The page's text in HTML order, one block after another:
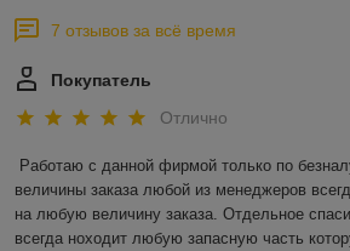
7 отзывов за всё время
Покупатель
Отлично
Работаю с данной фирмой только по
величины заказа любой из менеджеров
на любую величину заказа. Отдельное
всегда ноходит любую запасную часть